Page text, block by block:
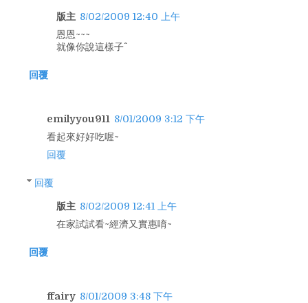
版主 8/02/2009 12:40 上午
恩恩~~~
就像你說這樣子^^
回覆
emilyyou911 8/01/2009 3:12 下午
看起來好好吃喔~
回覆
回覆
版主 8/02/2009 12:41 上午
在家試試看~經濟又實惠唷~
回覆
ffairy 8/01/2009 3:48 下午